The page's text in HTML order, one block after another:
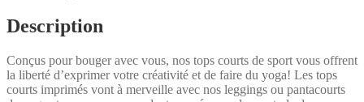
Description
Conçus pour bouger avec vous, nos tops courts de sport vous offrent
la liberté d’exprimer votre créativité et de faire du yoga! Les tops
courts imprimés vont à merveille avec nos leggings ou pantacourts